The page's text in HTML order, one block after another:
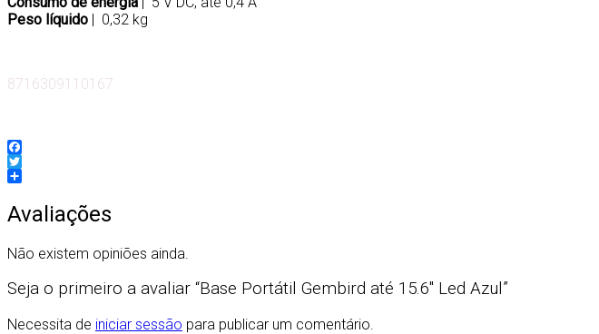
Peso líquido | 0,32 kg
8716309110167
Facebook
Twitter
Avaliações
Não existem opiniões ainda.
Seja o primeiro a avaliar “Base Portátil Gembird até 15.6″ Led Azul”
Necessita de iniciar sessão para publicar um comentário.